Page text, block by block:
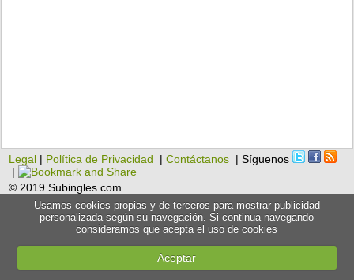
Legal | Política de Privacidad |Contáctanos | Síguenos
|
© 2019 Subingles.com
Usamos cookies propias y de terceros para mostrar publicidad
personalizada según su navegación. Si continua navegando
consideramos que acepta el uso de cookies
Aceptar